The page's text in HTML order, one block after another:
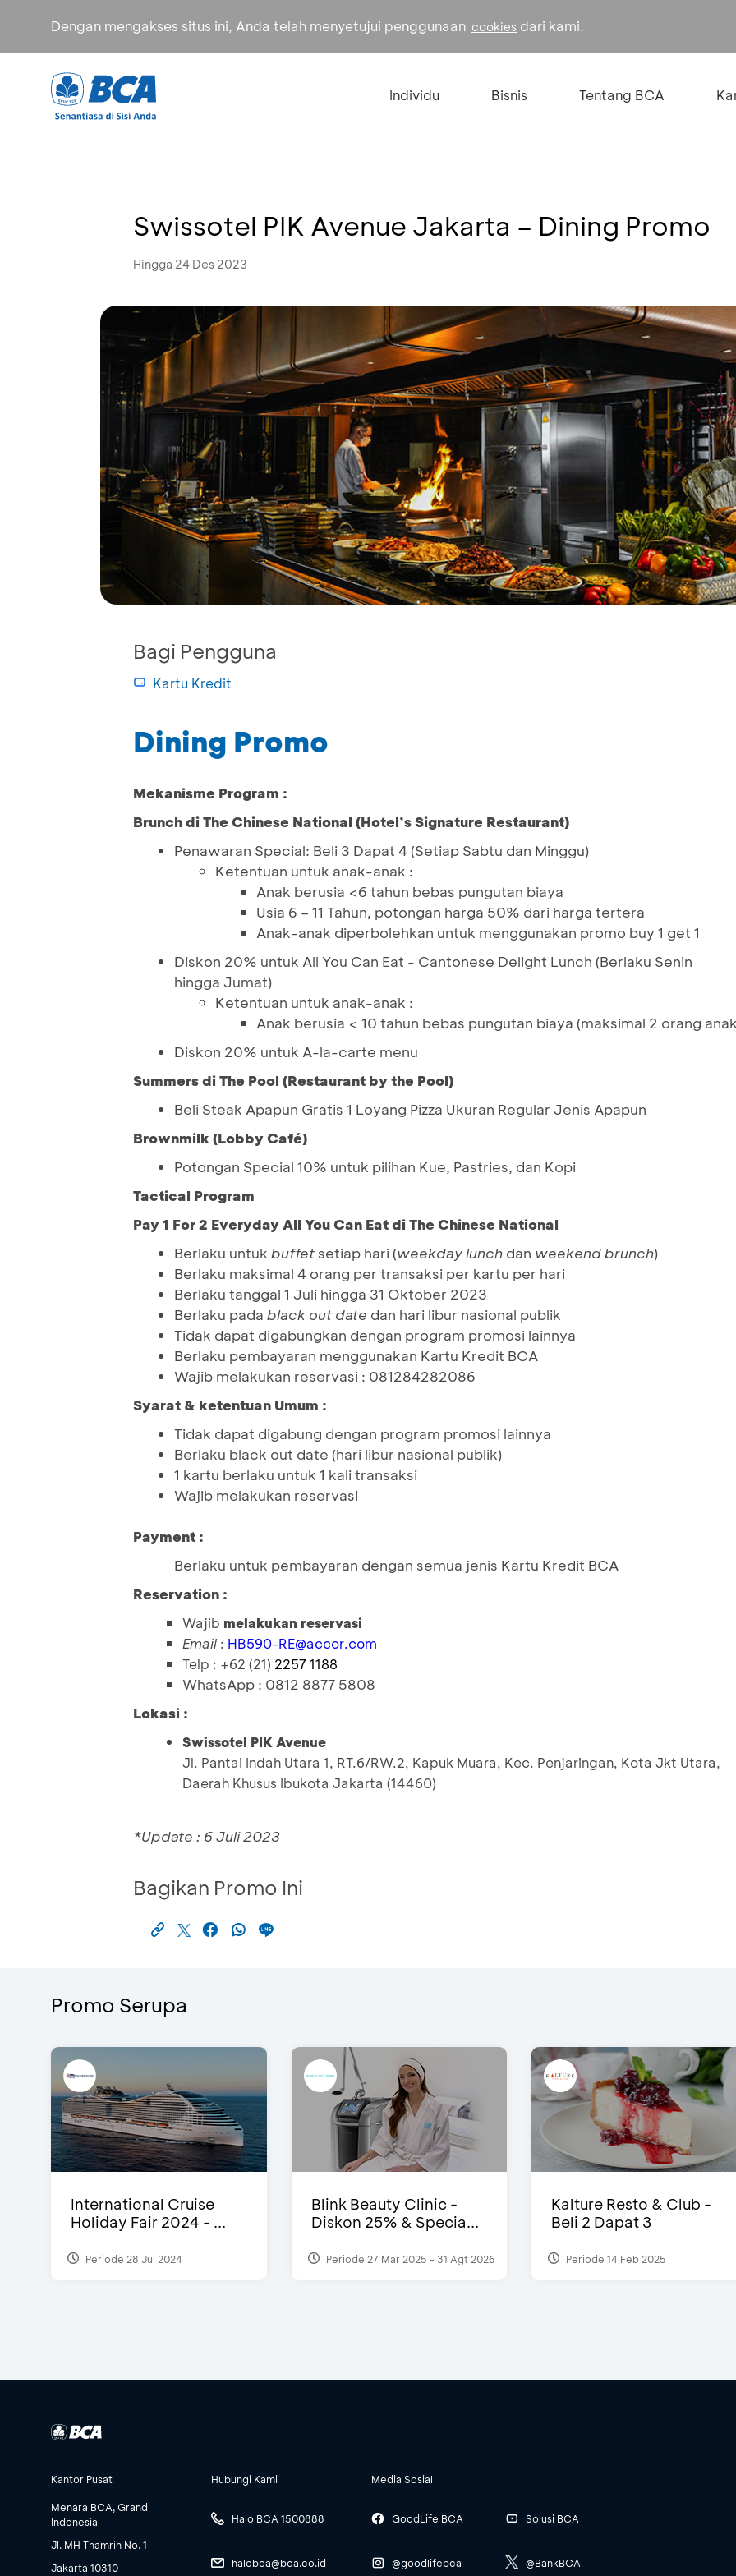
Dengan mengakses situs ini, Anda telah menyetujui penggunaan cookies dari kami.
Individu Bisnis Tentang BCA
Swissotel PIK Avenue Jakarta – Dining Promo
Hingga 24 Des 2023
Bagi Pengguna
Kartu Kredit
Dining Promo
Mekanisme Program :
Brunch di The Chinese National (Hotel’s Signature Restaurant)
Penawaran Special: Beli 3 Dapat 4 (Setiap Sabtu dan Minggu)
Ketentuan untuk anak-anak :
Anak berusia <6 tahun bebas pungutan biaya
Usia 6 – 11 Tahun, potongan harga 50% dari harga tertera
Anak-anak diperbolehkan untuk menggunakan promo buy 1 get 1
Diskon 20% untuk All You Can Eat - Cantonese Delight Lunch (Berlaku Senin
hingga Jumat)
Ketentuan untuk anak-anak :
Anak berusia < 10 tahun bebas pungutan biaya (maksimal 2 orang
Diskon 20% untuk A-la-carte menu
Summers di The Pool (Restaurant by the Pool)
Beli Steak Apapun Gratis 1 Loyang Pizza Ukuran Regular Jenis Apapun
Brownmilk (Lobby Café)
Potongan Special 10% untuk pilihan Kue, Pastries, dan Kopi
Tactical Program
Pay 1 For 2 Everyday All You Can Eat di The Chinese National
Berlaku untuk buffet setiap hari (weekdaylunch dan weekend brunch)
Berlaku maksimal 4 orang per transaksi per kartu per hari
Berlaku tanggal 1 Juli hingga 31 Oktober 2023
Berlaku pada black out date dan hari libur nasional publik
Tidak dapat digabungkan dengan program promosi lainnya
Berlaku pembayaran menggunakan Kartu Kredit BCA
Wajib melakukan reservasi : 081284282086
Syarat & ketentuan Umum :
Tidak dapat digabung dengan program promosi lainnya
Berlaku black out date (hari libur nasional publik)
1 kartu berlaku untuk 1 kali transaksi
Wajib melakukan reservasi
Payment :
Berlaku untuk pembayaran dengan semua jenis Kartu Kredit BCA
Reservation :
Wajib melakukan reservasi
Email : HB590-RE@accor.com
Telp : +62 (21) 2257 1188
WhatsApp : 0812 8877 5808
Lokasi :
Swissotel PIK Avenue
Jl. Pantai Indah Utara 1, RT.6/RW.2, Kapuk Muara, Kec. Penjaringan, Kota Jkt Utara,
Daerah Khusus Ibukota Jakarta (14460)
*Update : 6 Juli 2023
Bagikan Promo Ini
Promo Serupa
International Cruise
Holiday Fair 2024 - ...
Periode 28 Jul 2024
Blink Beauty Clinic -
Diskon 25% & Specia...
Periode 27 Mar 2025 - 31 Agt 2026
Kalture Resto & Club -
Beli 2 Dapat 3
Periode 14 Feb 2025
Kantor Pusat
Menara BCA, Grand
Indonesia
Jl. MH Thamrin No. 1
Jakarta 10310
Hubungi Kami
Halo BCA 1500888
halobca@bca.co.id
Media Sosial
GoodLife BCA
@goodlifebca
Solusi BCA
@BankBCA